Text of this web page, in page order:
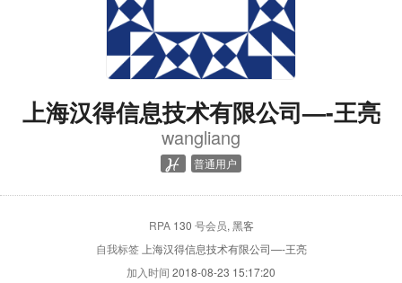
上海汉得信息技术有限公司—-王亮
wangliang
普通用户
RPA130 号会员, 黑客
自我标签 上海汉得信息技术有限公司—-王亮
加入时间 2018-08-23 15:17:20